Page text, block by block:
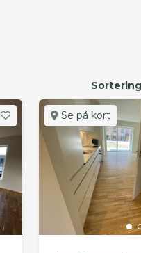
Se på kort